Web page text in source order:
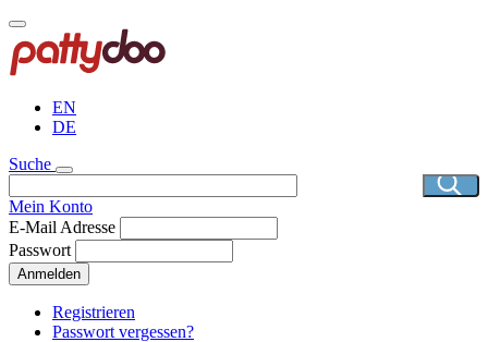
Direkt
zum
Inhalt
EN
DE
Suche
Mein Konto
E-Mail Adresse
Passwort
Anmelden
Registrieren
Passwort vergessen?